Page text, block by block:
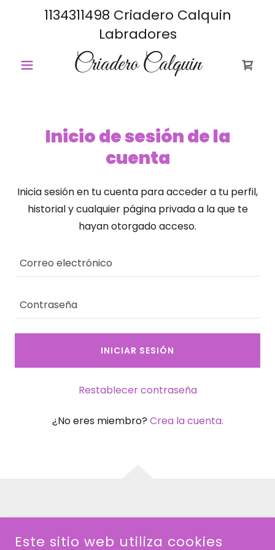
1134311498 Criadero Calquin
Labradores
Criadero Calquin
Inicio de sesión de la
cuenta
Inicia sesión en tu cuenta para acceder a tu perfil,
historial y cualquier página privada a la que te
hayan otorgado acceso.
INICIAR SESIÓN
Restablecer contraseña
¿No eres miembro? Crea la cuenta.
Términos y condiciones
Este sitio web utiliza cookies